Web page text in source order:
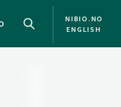
NIBIO.NO
ENGLISH